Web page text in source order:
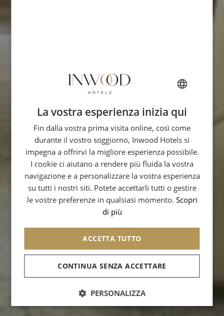
FRENCH
ENGLISH
ITALIAN
GERMAN
SPANISH
CHINESE (SIMPLIFIED)
La vostra esperienza inizia qui
Fin dalla vostra prima visita online, così come
durante il vostro soggiorno, Inwood Hotels si
impegna a offrirvi la migliore esperienza possibile.
I cookie ci aiutano a rendere più fluida la vostra
navigazione e a personalizzare la vostra esperienza
su tutti i nostri siti. Potete accettarli tutti o gestire
le vostre preferenze in qualsiasi momento. Scopri
di più
ACCETTA TUTTO
CONTINUA SENZA ACCETTARE
PERSONALIZZA